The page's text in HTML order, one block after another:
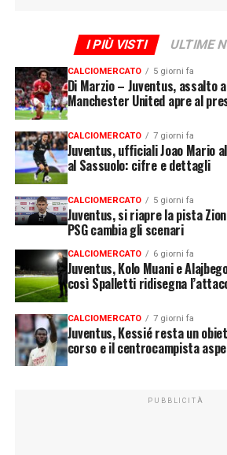
I PIÙ VISTI ULTIME
CALCIOMERCATO 5 giorni fa
Di Marzio – Juventus, assalto
Manchester United apre al
CALCIOMERCATO 7 giorni fa
Juventus, ufficiali Joao Mario
al Sassuolo: cifre e dettagli
CALCIOMERCATO 5 giorni fa
Juventus, si riapre la pista
PSG cambia gli scenari
CALCIOMERCATO 6 giorni fa
Juventus, Kolo Muani e
così Spalletti ridisegna
CALCIOMERCATO 7 giorni fa
Juventus, Kessié resta un
corso e il centrocampista
PUBBLICITÀ